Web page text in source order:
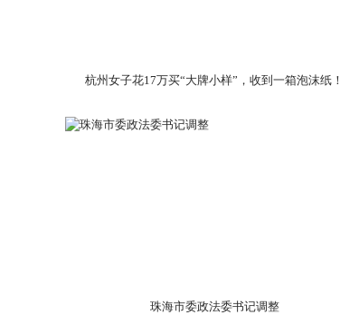
杭州女子花17万买“大牌小样”，收到一箱泡沫纸！
珠海市委政法委书记调整